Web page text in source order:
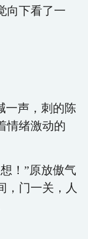
向下看了一
一声，刺的陈
情绪激动的
！”原放傲气
，门一关，人